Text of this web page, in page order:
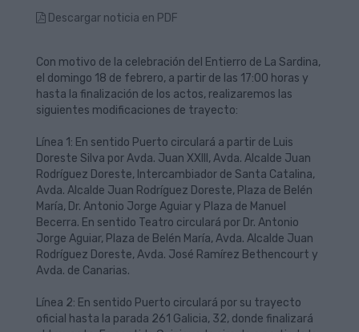
Descargar noticia en PDF
Con motivo de la celebración del Entierro de La Sardina,
el domingo 18 de febrero, a partir de las 17:00 horas y
hasta la finalización de los actos, realizaremos las
siguientes modificaciones de trayecto:
Línea 1: En sentido Puerto circulará a partir de Luis
Doreste Silva por Avda. Juan XXIII, Avda. Alcalde Juan
Rodríguez Doreste, Intercambiador de Santa Catalina,
Avda. Alcalde Juan Rodríguez Doreste, Plaza de Belén
María, Dr. Antonio Jorge Aguiar y Plaza de Manuel
Becerra. En sentido Teatro circulará por Dr. Antonio
Jorge Aguiar, Plaza de Belén María, Avda. Alcalde Juan
Rodríguez Doreste, Avda. José Ramírez Bethencourt y
Avda. de Canarias.
Línea 2: En sentido Puerto circulará por su trayecto
oficial hasta la parada 261 Galicia, 32, donde finalizará